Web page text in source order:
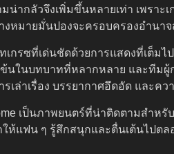
ากลัวจึงเพิ่มขึ้นหลายเท่า เพรา
หมายมั่นปองจะครอบครองอำนา
เกรซที่เด่นชัดด้วยการแสดงที่เต็
นในบทบาทที่หลากหลาย และทีม
รเล่าเรื่อง บรรยากาศอึดอัด และค
เป็นภาพยนตร์ที่น่าติดตามสำ
ห้แฟน ๆ รู้สึกสนุกและตื่นเต้นไปต